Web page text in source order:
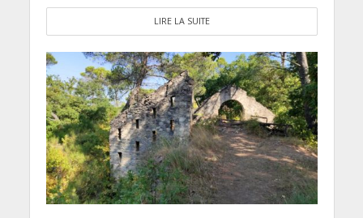
LIRE LA SUITE